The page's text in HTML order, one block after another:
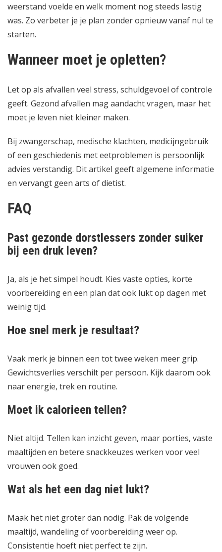
weerstand voelde en welk moment nog steeds lastig
was. Zo verbeter je je plan zonder opnieuw vanaf nul te
starten.
Wanneer moet je opletten?
Let op als afvallen veel stress, schuldgevoel of controle
geeft. Gezond afvallen mag aandacht vragen, maar het
moet je leven niet kleiner maken.
Bij zwangerschap, medische klachten, medicijngebruik
of een geschiedenis met eetproblemen is persoonlijk
advies verstandig. Dit artikel geeft algemene informatie
en vervangt geen arts of dietist.
FAQ
Past gezonde dorstlessers zonder suiker
bij een druk leven?
Ja, als je het simpel houdt. Kies vaste opties, korte
voorbereiding en een plan dat ook lukt op dagen met
weinig tijd.
Hoe snel merk je resultaat?
Vaak merk je binnen een tot twee weken meer grip.
Gewichtsverlies verschilt per persoon. Kijk daarom ook
naar energie, trek en routine.
Moet ik calorieen tellen?
Niet altijd. Tellen kan inzicht geven, maar porties, vaste
maaltijden en betere snackkeuzes werken voor veel
vrouwen ook goed.
Wat als het een dag niet lukt?
Maak het niet groter dan nodig. Pak de volgende
maaltijd, wandeling of voorbereiding weer op.
Consistentie hoeft niet perfect te zijn.